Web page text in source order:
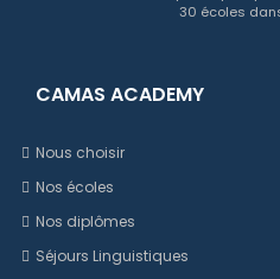
30 écoles
CAMAS ACADEMY
Nous choisir
Nos écoles
Nos diplômes
Séjours Linguistiques